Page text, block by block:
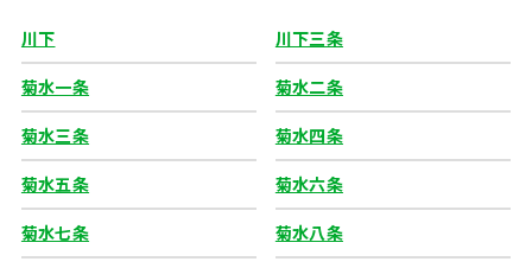
川下 川下三条
菊水一条 菊水二条
菊水三条 菊水四条
菊水五条 菊水六条
菊水七条 菊水八条